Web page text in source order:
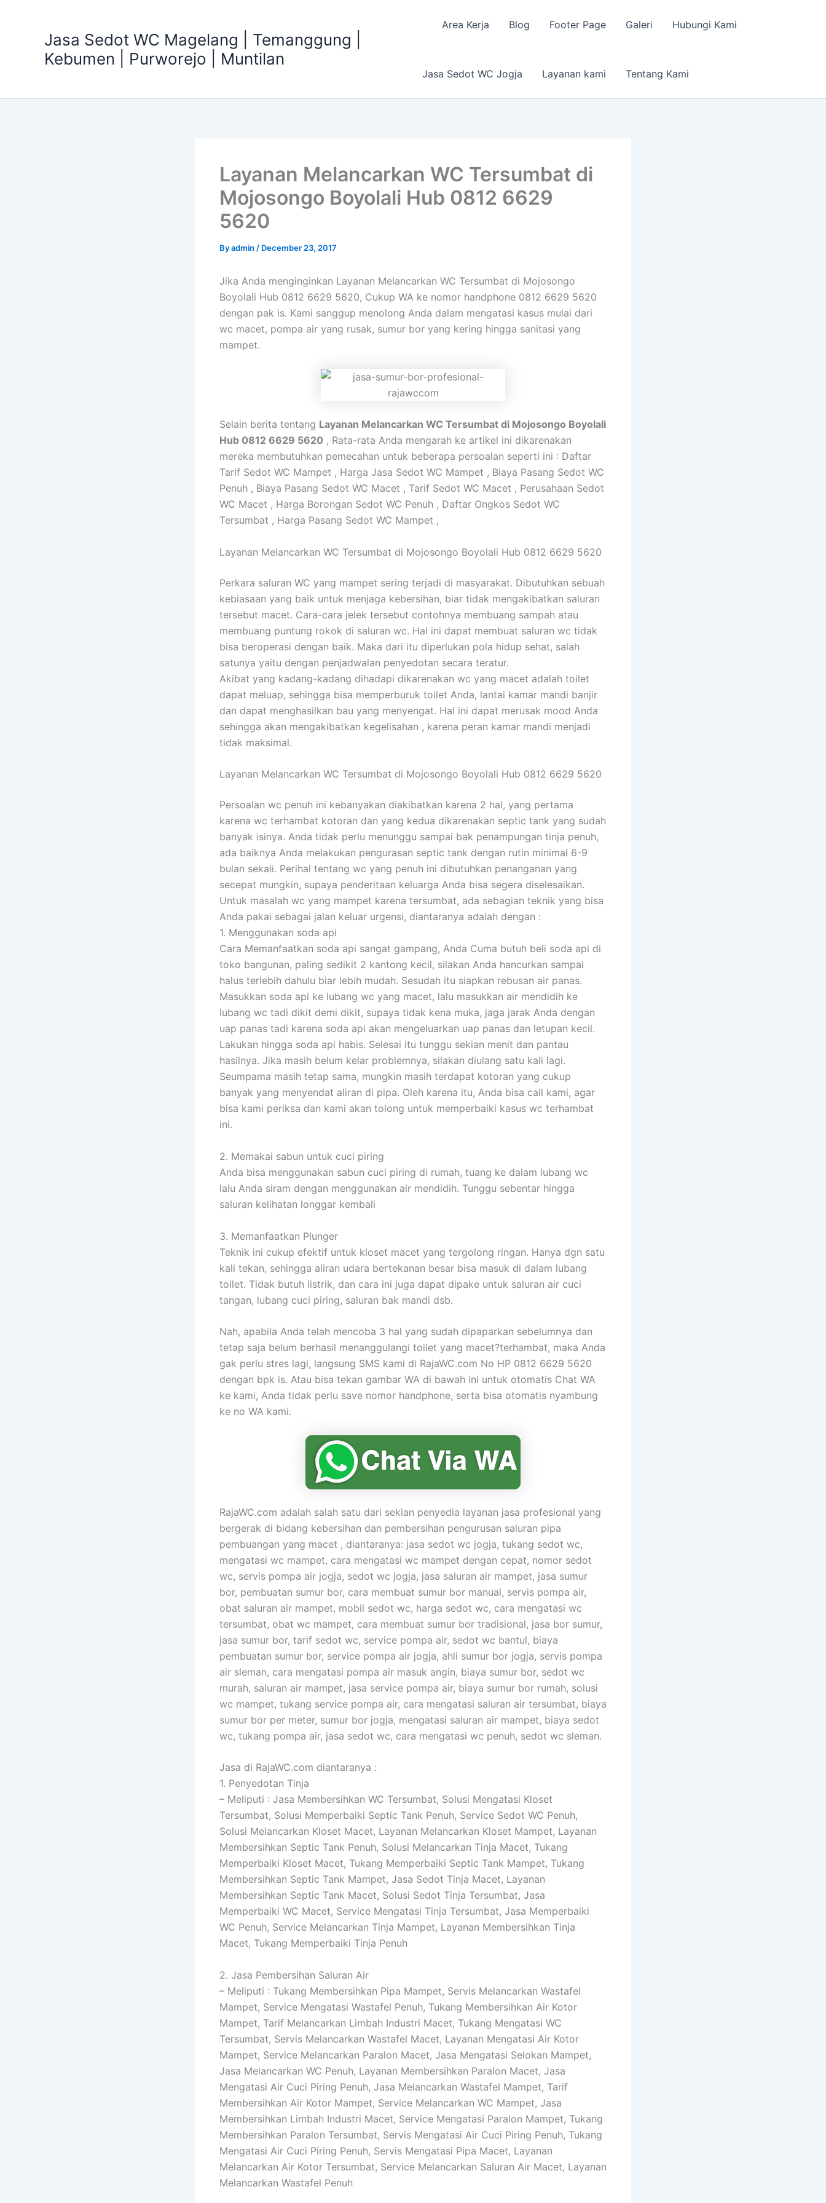
Jasa Sedot WC Magelang | Temanggung |
Kebumen | Purworejo | Muntilan
Area Kerja Blog Footer Page Galeri Hubungi Kami
Jasa Sedot WC Jogja Layanan kami Tentang Kami
Layanan Melancarkan WC Tersumbat di
Mojosongo Boyolali Hub 0812 6629
5620
Byadmin / December 23, 2017
Jika Anda menginginkan Layanan Melancarkan WC Tersumbat di Mojosongo
Boyolali Hub 0812 6629 5620, Cukup WA ke nomor handphone 0812 6629 5620
dengan pak is. Kami sanggup menolong Anda dalam mengatasi kasus mulai dari
wc macet, pompa air yang rusak, sumur bor yang kering hingga sanitasi yang
mampet.
Selain berita tentang Layanan Melancarkan WC Tersumbat di Mojosongo Boyolali
Hub 0812 6629 5620 , Rata-rata Anda mengarah ke artikel ini dikarenakan
mereka membutuhkan pemecahan untuk beberapa persoalan seperti ini : Daftar
Tarif Sedot WC Mampet , Harga Jasa Sedot WC Mampet , Biaya Pasang Sedot WC
Penuh , Biaya Pasang Sedot WC Macet , Tarif Sedot WC Macet , Perusahaan Sedot
WC Macet , Harga Borongan Sedot WC Penuh , Daftar Ongkos Sedot WC
Tersumbat , Harga Pasang Sedot WC Mampet ,
Layanan Melancarkan WC Tersumbat di Mojosongo Boyolali Hub 0812 6629 5620
Perkara saluran WC yang mampet sering terjadi di masyarakat. Dibutuhkan sebuah
kebiasaan yang baik untuk menjaga kebersihan, biar tidak mengakibatkan saluran
tersebut macet. Cara-cara jelek tersebut contohnya membuang sampah atau
membuang puntung rokok di saluran wc. Hal ini dapat membuat saluran wc tidak
bisa beroperasi dengan baik. Maka dari itu diperlukan pola hidup sehat, salah
satunya yaitu dengan penjadwalan penyedotan secara teratur.
Akibat yang kadang-kadang dihadapi dikarenakan wc yang macet adalah toilet
dapat meluap, sehingga bisa memperburuk toilet Anda, lantai kamar mandi banjir
dan dapat menghasilkan bau yang menyengat. Hal ini dapat merusak mood Anda
sehingga akan mengakibatkan kegelisahan , karena peran kamar mandi menjadi
tidak maksimal.
Layanan Melancarkan WC Tersumbat di Mojosongo Boyolali Hub 0812 6629 5620
Persoalan wc penuh ini kebanyakan diakibatkan karena 2 hal, yang pertama
karena wc terhambat kotoran dan yang kedua dikarenakan septic tank yang sudah
banyak isinya. Anda tidak perlu menunggu sampai bak penampungan tinja penuh,
ada baiknya Anda melakukan pengurasan septic tank dengan rutin minimal 6-9
bulan sekali. Perihal tentang wc yang penuh ini dibutuhkan penanganan yang
secepat mungkin, supaya penderitaan keluarga Anda bisa segera diselesaikan.
Untuk masalah wc yang mampet karena tersumbat, ada sebagian teknik yang bisa
Anda pakai sebagai jalan keluar urgensi, diantaranya adalah dengan :
1. Menggunakan soda api
Cara Memanfaatkan soda api sangat gampang, Anda Cuma butuh beli soda api di
toko bangunan, paling sedikit 2 kantong kecil, silakan Anda hancurkan sampai
halus terlebih dahulu biar lebih mudah. Sesudah itu siapkan rebusan air panas.
Masukkan soda api ke lubang wc yang macet, lalu masukkan air mendidih ke
lubang wc tadi dikit demi dikit, supaya tidak kena muka, jaga jarak Anda dengan
uap panas tadi karena soda api akan mengeluarkan uap panas dan letupan kecil.
Lakukan hingga soda api habis. Selesai itu tunggu sekian menit dan pantau
hasilnya. Jika masih belum kelar problemnya, silakan diulang satu kali lagi.
Seumpama masih tetap sama, mungkin masih terdapat kotoran yang cukup
banyak yang menyendat aliran di pipa. Oleh karena itu, Anda bisa call kami, agar
bisa kami periksa dan kami akan tolong untuk memperbaiki kasus wc terhambat
ini.
2. Memakai sabun untuk cuci piring
Anda bisa menggunakan sabun cuci piring di rumah, tuang ke dalam lubang wc
lalu Anda siram dengan menggunakan air mendidih. Tunggu sebentar hingga
saluran kelihatan longgar kembali
3. Memanfaatkan Plunger
Teknik ini cukup efektif untuk kloset macet yang tergolong ringan. Hanya dgn satu
kali tekan, sehingga aliran udara bertekanan besar bisa masuk di dalam lubang
toilet. Tidak butuh listrik, dan cara ini juga dapat dipake untuk saluran air cuci
tangan, lubang cuci piring, saluran bak mandi dsb.
Nah, apabila Anda telah mencoba 3 hal yang sudah dipaparkan sebelumnya dan
tetap saja belum berhasil menanggulangi toilet yang macet?terhambat, maka Anda
gak perlu stres lagi, langsung SMS kami di RajaWC.com No HP 0812 6629 5620
dengan bpk is. Atau bisa tekan gambar WA di bawah ini untuk otomatis Chat WA
ke kami, Anda tidak perlu save nomor handphone, serta bisa otomatis nyambung
ke no WA kami.
RajaWC.com adalah salah satu dari sekian penyedia layanan jasa profesional yang
bergerak di bidang kebersihan dan pembersihan pengurusan saluran pipa
pembuangan yang macet , diantaranya: jasa sedot wc jogja, tukang sedot wc,
mengatasi wc mampet, cara mengatasi wc mampet dengan cepat, nomor sedot
wc, servis pompa air jogja, sedot wc jogja, jasa saluran air mampet, jasa sumur
bor, pembuatan sumur bor, cara membuat sumur bor manual, servis pompa air,
obat saluran air mampet, mobil sedot wc, harga sedot wc, cara mengatasi wc
tersumbat, obat wc mampet, cara membuat sumur bor tradisional, jasa bor sumur,
jasa sumur bor, tarif sedot wc, service pompa air, sedot wc bantul, biaya
pembuatan sumur bor, service pompa air jogja, ahli sumur bor jogja, servis pompa
air sleman, cara mengatasi pompa air masuk angin, biaya sumur bor, sedot wc
murah, saluran air mampet, jasa service pompa air, biaya sumur bor rumah, solusi
wc mampet, tukang service pompa air, cara mengatasi saluran air tersumbat, biaya
sumur bor per meter, sumur bor jogja, mengatasi saluran air mampet, biaya sedot
wc, tukang pompa air, jasa sedot wc, cara mengatasi wc penuh, sedot wc sleman.
Jasa di RajaWC.com diantaranya :
1. Penyedotan Tinja
– Meliputi : Jasa Membersihkan WC Tersumbat, Solusi Mengatasi Kloset
Tersumbat, Solusi Memperbaiki Septic Tank Penuh, Service Sedot WC Penuh,
Solusi Melancarkan Kloset Macet, Layanan Melancarkan Kloset Mampet, Layanan
Membersihkan Septic Tank Penuh, Solusi Melancarkan Tinja Macet, Tukang
Memperbaiki Kloset Macet, Tukang Memperbaiki Septic Tank Mampet, Tukang
Membersihkan Septic Tank Mampet, Jasa Sedot Tinja Macet, Layanan
Membersihkan Septic Tank Macet, Solusi Sedot Tinja Tersumbat, Jasa
Memperbaiki WC Macet, Service Mengatasi Tinja Tersumbat, Jasa Memperbaiki
WC Penuh, Service Melancarkan Tinja Mampet, Layanan Membersihkan Tinja
Macet, Tukang Memperbaiki Tinja Penuh
2. Jasa Pembersihan Saluran Air
– Meliputi : Tukang Membersihkan Pipa Mampet, Servis Melancarkan Wastafel
Mampet, Service Mengatasi Wastafel Penuh, Tukang Membersihkan Air Kotor
Mampet, Tarif Melancarkan Limbah Industri Macet, Tukang Mengatasi WC
Tersumbat, Servis Melancarkan Wastafel Macet, Layanan Mengatasi Air Kotor
Mampet, Service Melancarkan Paralon Macet, Jasa Mengatasi Selokan Mampet,
Jasa Melancarkan WC Penuh, Layanan Membersihkan Paralon Macet, Jasa
Mengatasi Air Cuci Piring Penuh, Jasa Melancarkan Wastafel Mampet, Tarif
Membersihkan Air Kotor Mampet, Service Melancarkan WC Mampet, Jasa
Membersihkan Limbah Industri Macet, Service Mengatasi Paralon Mampet, Tukang
Membersihkan Paralon Tersumbat, Servis Mengatasi Air Cuci Piring Penuh, Tukang
Mengatasi Air Cuci Piring Penuh, Servis Mengatasi Pipa Macet, Layanan
Melancarkan Air Kotor Tersumbat, Service Melancarkan Saluran Air Macet, Layanan
Melancarkan Wastafel Penuh